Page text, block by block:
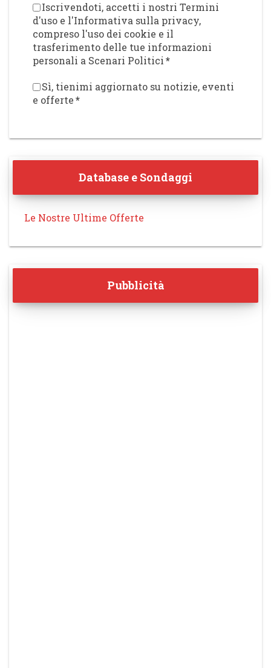
Iscrivendoti, accetti i nostri Termini
d'uso e l'Informativa sulla privacy,
compreso l'uso dei cookie e il
trasferimento delle tue informazioni
personali a Scenari Politici*
Sì, tienimi aggiornato su notizie, eventi
e offerte*
Database e Sondaggi
Le Nostre Ultime Offerte
Pubblicità